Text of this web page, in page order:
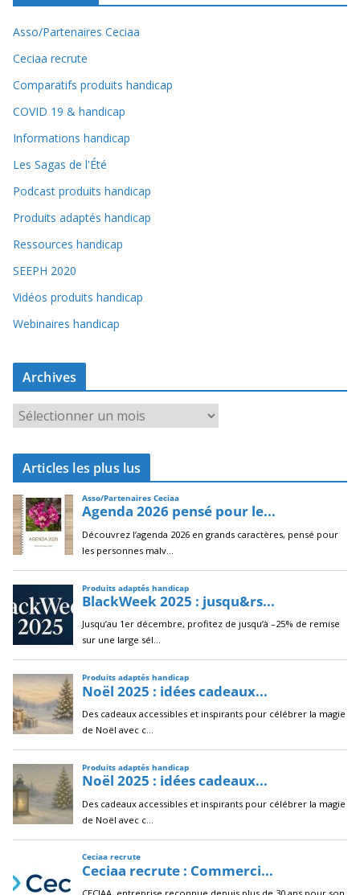
Asso/Partenaires Ceciaa
Ceciaa recrute
Comparatifs produits handicap
COVID 19 & handicap
Informations handicap
Les Sagas de l'Été
Podcast produits handicap
Produits adaptés handicap
Ressources handicap
SEEPH 2020
Vidéos produits handicap
Webinaires handicap
Archives
r
c
i
v
e
s
Articles les plus lus